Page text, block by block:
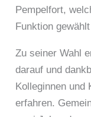
Pempelfort,
Funktion
Zu seiner Wahl
darauf und
Kolleginnen
erfahren.